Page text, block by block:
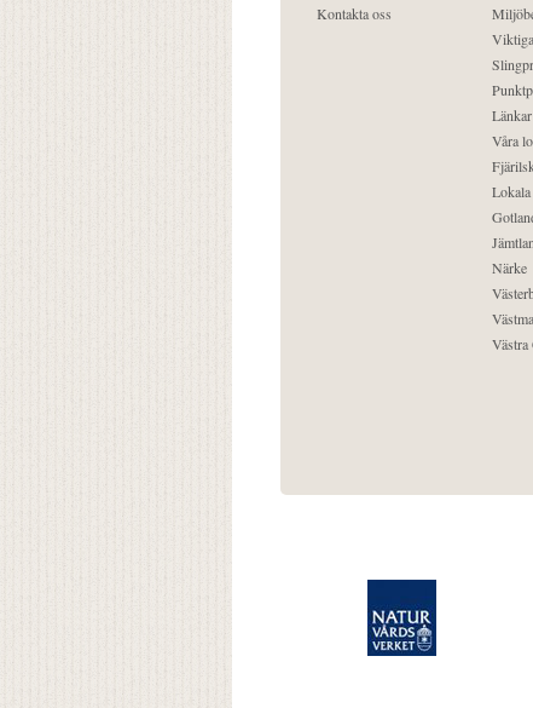
Kontakta oss
Våra
Närke
Västra